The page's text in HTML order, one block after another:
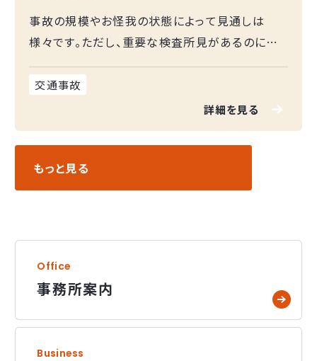
事故の規模やお怪我の状態によって見通しは
様々です。ただし、重要な検査所見があるのに不
当に打ち切られようとする場合には、担当医と協
力して、保険会社の対応期間を延長できた例も多
交通事故
詳細を見る
もっと見る
Office
事務所案内
事務所案内へページ遷移します。
Business